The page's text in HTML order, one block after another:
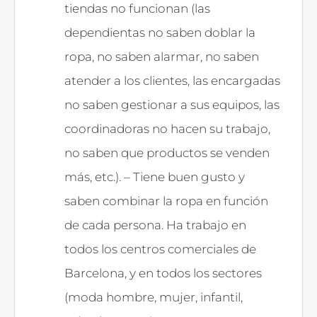
tiendas no funcionan (las
dependientas no saben doblar la
ropa, no saben alarmar, no saben
atender a los clientes, las encargadas
no saben gestionar a sus equipos, las
coordinadoras no hacen su trabajo,
no saben que productos se venden
más, etc.). – Tiene buen gusto y
saben combinar la ropa en función
de cada persona. Ha trabajo en
todos los centros comerciales de
Barcelona, y en todos los sectores
(moda hombre, mujer, infantil,